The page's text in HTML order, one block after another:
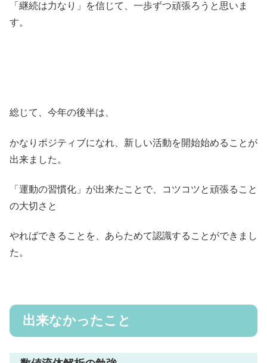
「継続は力なり」を信じて、一歩ずつ頑張ろうと思いま
す。
総じて、今年の後半は、
かなりポジティブになれ、新しい活動を開始始めることが
出来ました。
「運動の習慣化」が出来たことで、コツコツと頑張ること
の大切さと
やればできることを、あらためて認識することができまし
た。
出来なかったこと